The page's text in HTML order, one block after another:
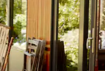
at trykke eller stryge.